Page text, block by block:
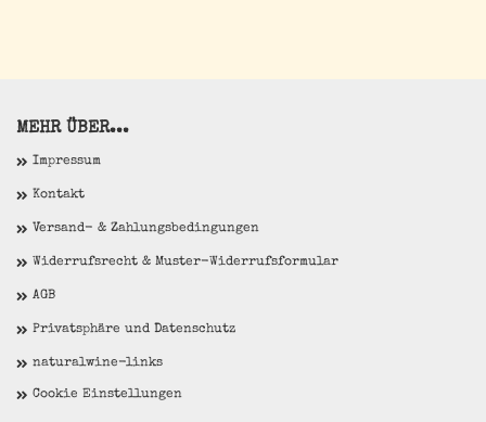
MEHR ÜBER...
Impressum
Kontakt
Versand- & Zahlungsbedingungen
Widerrufsrecht & Muster-Widerrufsformular
AGB
Privatsphäre und Datenschutz
naturalwine-links
Cookie Einstellungen